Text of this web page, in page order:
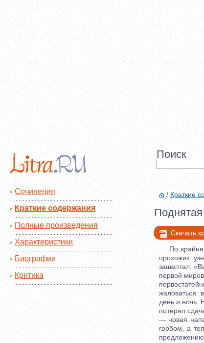
Поиск
Сочинения
Краткие содержания
Полные произведения
Характеристики
Биографии
Критика
/ Краткие
Скачать
По
прохожих
зашептал:
первой
жаловаться:
день и ночь.
потерял
— новая
горбом, а
предложению